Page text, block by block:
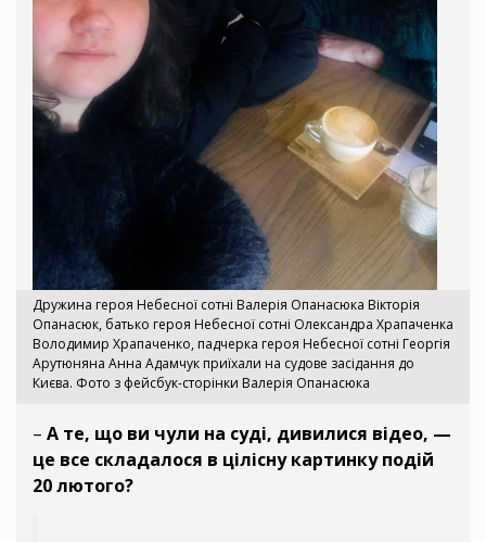
Дружина героя Небесної сотні Валерія Опанасюка Вікторія
Опанасюк, батько героя Небесної сотні Олександра Храпаченка
Володимир Храпаченко, падчерка героя Небесної сотні Георгія
Арутюняна Анна Адамчук приїхали на судове засідання до
Києва. Фото з фейсбук-сторінки Валерія Опанасюка
– А те, що ви чули на суді, дивилися відео, —
це все складалося в цілісну картинку подій
20 лютого?